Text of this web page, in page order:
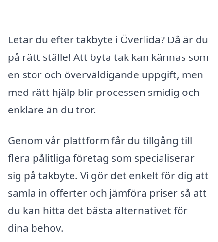
Letar du efter takbyte i Överlida? Då är du
på rätt ställe! Att byta tak kan kännas som
en stor och överväldigande uppgift, men
med rätt hjälp blir processen smidig och
enklare än du tror.
Genom vår plattform får du tillgång till
flera pålitliga företag som specialiserar
sig på takbyte. Vi gör det enkelt för dig att
samla in offerter och jämföra priser så att
du kan hitta det bästa alternativet för
dina behov.